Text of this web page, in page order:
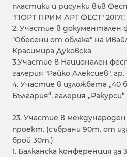
пластики и рисунки във
"ПОРТ ПРИМ АРТ ФЕСТ" 2017Г,
2. Участие в документален
"Обесени от облака" на
Красимира Дуковска
3.Участие в Национален
галерия "Райко Алексиев", гр.
4. Участие в изложбата „40
България“, галерия „Ракурси“
23. Участие в
проект. (събрани 90т. от
брой 30т.)
1. Балканска конференция